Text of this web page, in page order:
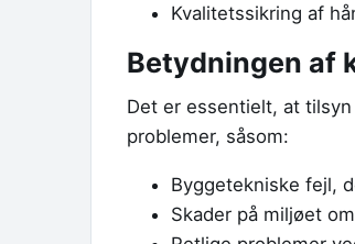
Kvalitetssikring af
Betydningen af
Det er essentielt, at
problemer, såsom:
Byggetekniske fejl,
Skader på miljøet